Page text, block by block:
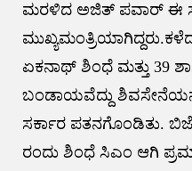
ಮರಳಿದ ಅಜಿತ್ ಪವಾರ್ ಈ
ಏಕನಾಥ್ ಶಿಂಧೆ ಮತ್ತು 39
ಬಂಡಾಯವೆದ್ದು
ಸರ್ಕಾರ ಪತನಗೊಂಡಿತು.
ರಂದು ಶಿಂಧೆ ಸಿಎಂ ಆಗಿ